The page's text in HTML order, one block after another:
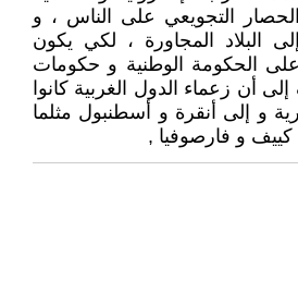
التجويعي على الناس ، و
البلاد المجاورة ، لكي يكون
الحكومة الوطنية و حكومات
أن زعماء الدول الغربية كانوا
و إلى أنقرة و أسطنبول مثلما
و فارصوفيا ,